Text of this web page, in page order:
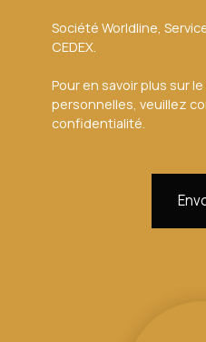
Société Worldline, Service
CEDEX.
Pour en savoir plus sur
personnelles, veuillez
confidentialité.